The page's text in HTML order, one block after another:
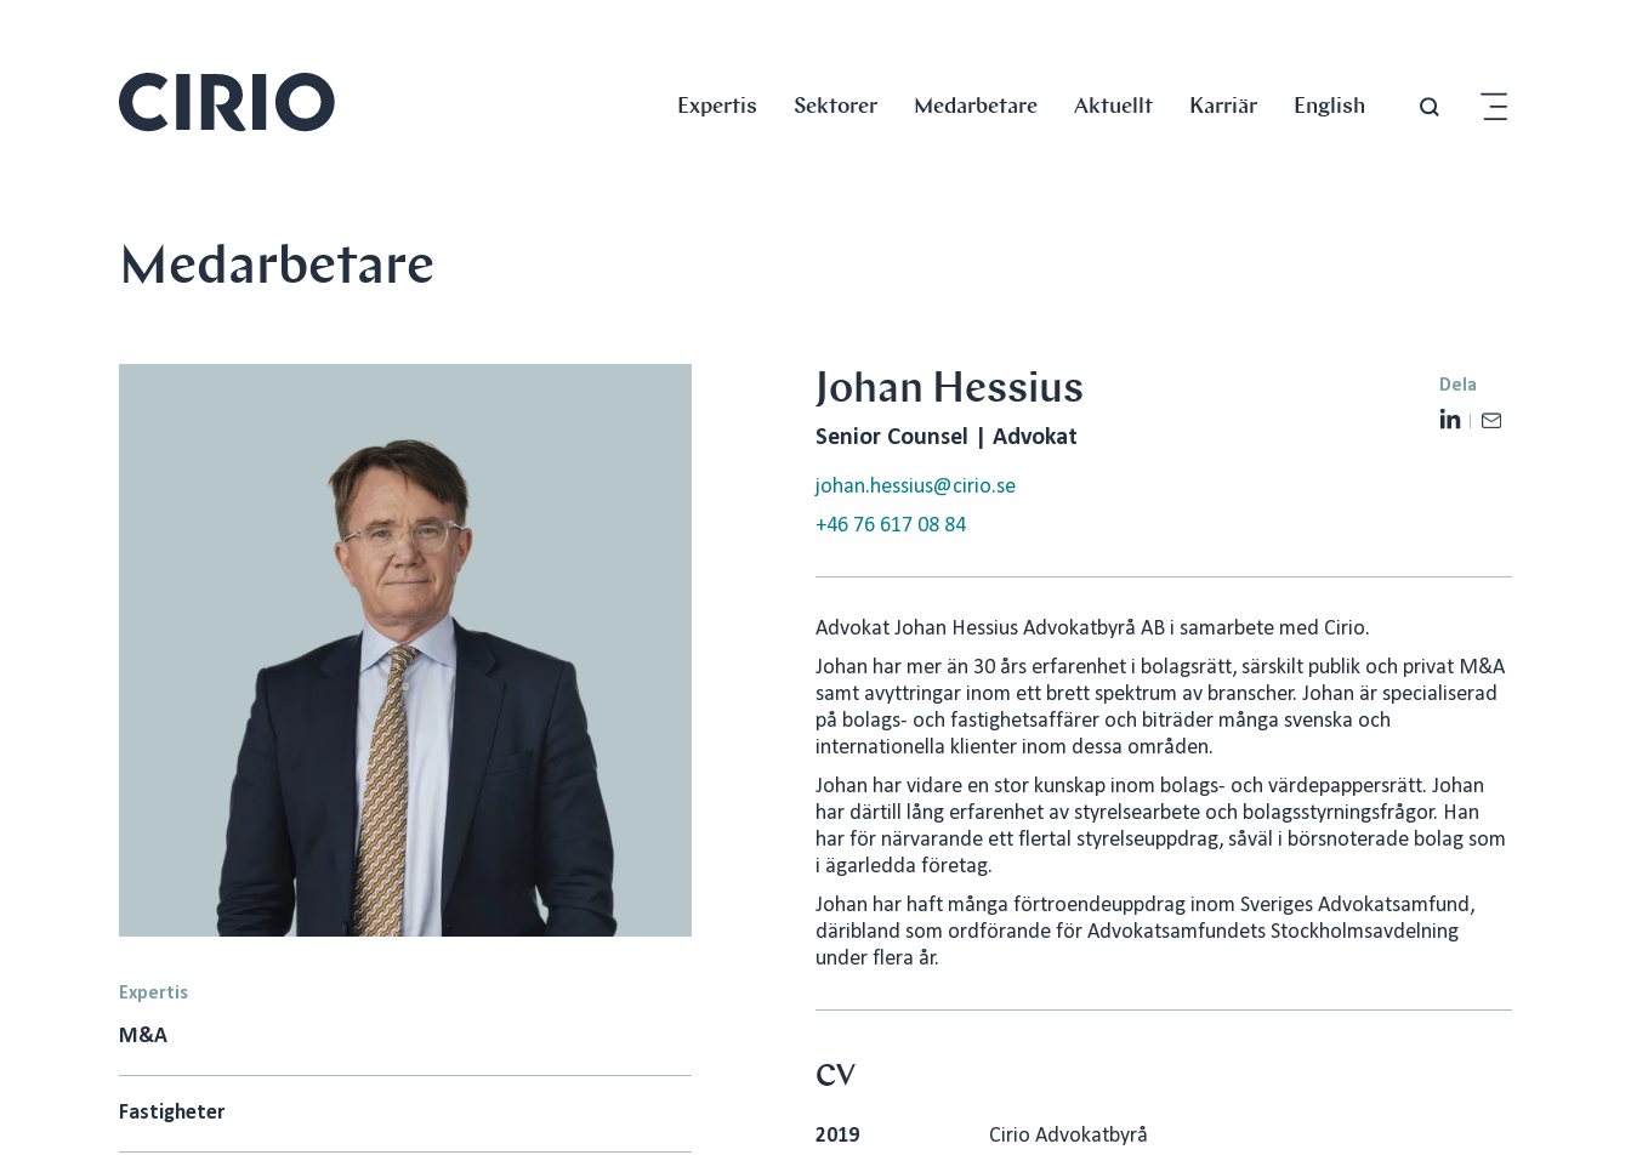
Expertis Sektorer Medarbetare Aktuellt Karriär English
Medarbetare
Expertis
M&A
Fastigheter
Johan Hessius
Senior Counsel | Advokat
johan.hessius@cirio.se
+46 76 617 08 84
Dela
L
d
Advokat Johan Hessius Advokatbyrå AB i samarbete med Cirio.
Johan har mer än 30 års erfarenhet i bolagsrätt, särskilt publik och privat M&A
samt avyttringar inom ett brett spektrum av branscher. Johan är specialiserad
på bolags- och fastighetsaffärer och biträder många svenska och
internationella klienter inom dessa områden.
Johan har vidare en stor kunskap inom bolags- och värdepappersrätt. Johan
har därtill lång erfarenhet av styrelsearbete och bolagsstyrningsfrågor. Han
har för närvarande ett flertal styrelseuppdrag, såväl i börsnoterade bolag som
i ägarledda företag.
Johan har haft många förtroendeuppdrag inom Sveriges Advokatsamfund,
däribland som ordförande för Advokatsamfundets Stockholmsavdelning
under flera år.
CV
2019
Cirio Advokatbyrå